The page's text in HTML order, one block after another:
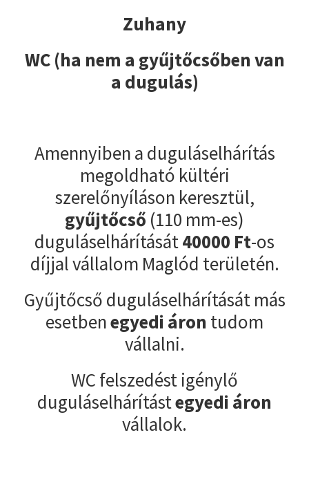
Zuhany
WC (ha nem a gyűjtőcsőben van
a dugulás)
Amennyiben a duguláselhárítás
megoldható kültéri
szerelőnyíláson keresztül,
gyűjtőcső (110 mm-es)
duguláselhárítását40000 Ft-os
díjjal vállalom Maglód területén.
Gyűjtőcső duguláselhárítását más
esetbenegyedi áron tudom
vállalni.
WC felszedést igénylő
duguláselhárítástegyedi áron
vállalok.